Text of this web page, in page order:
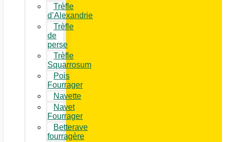
Trèfle
d’Alexandrie
Trèfle
de
perse
Trèfle
Squarrosum
Pois
Fourrager
Navette
Navet
Fourrager
Betterave
fourragère